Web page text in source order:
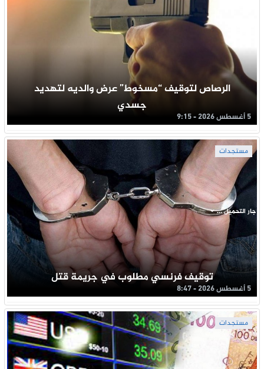
الرصاص لتوقيف “مسخوط” عرض والديه لتهديد
جسدي
5 أغسطس 2026 - 9:15
مستجدات
توقيف فرنسي مطلوب في جريمة قتل
5 أغسطس 2026 - 8:47
مستجدات
جار التحميل ...